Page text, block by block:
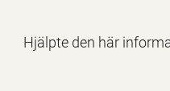
Hjälpte den här